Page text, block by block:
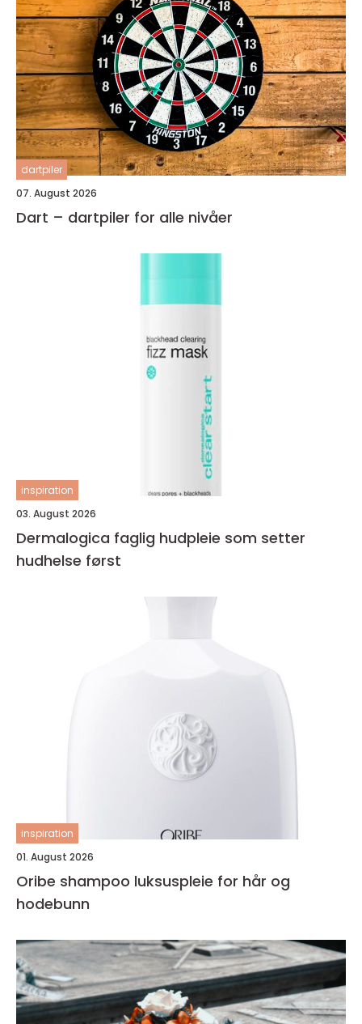
dartpiler
07. August 2026
Dart – dartpiler for alle nivåer
inspiration
03. August 2026
Dermalogica faglig hudpleie som setter
hudhelse først
inspiration
01. August 2026
Oribe shampoo luksuspleie for hår og
hodebunn